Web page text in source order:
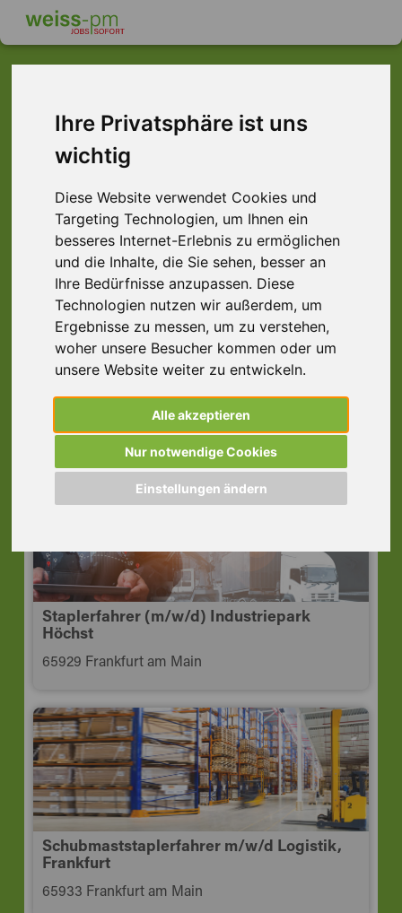
Ihre Privatsphäre ist uns
wichtig
Diese Website verwendet Cookies und
Targeting Technologien, um Ihnen ein
besseres Internet-Erlebnis zu ermöglichen
und die Inhalte, die Sie sehen, besser an
Ihre Bedürfnisse anzupassen. Diese
Technologien nutzen wir außerdem, um
Ergebnisse zu messen, um zu verstehen,
woher unsere Besucher kommen oder um
unsere Website weiter zu entwickeln.
Alle akzeptieren
Nur notwendige Cookies
Einstellungen ändern
Dieser Job ist leider
nicht mehr verfügbar ...
... aber vielleicht ist hier etwas dabei:
Mörfelden-Walldorf
64546 Mörfelden-Walldorf
Staplerfahrer (m/w/d) Industriepark
Höchst
65929 Frankfurt am Main
Schubmaststaplerfahrer m/w/d Logistik,
Frankfurt
65933 Frankfurt am Main